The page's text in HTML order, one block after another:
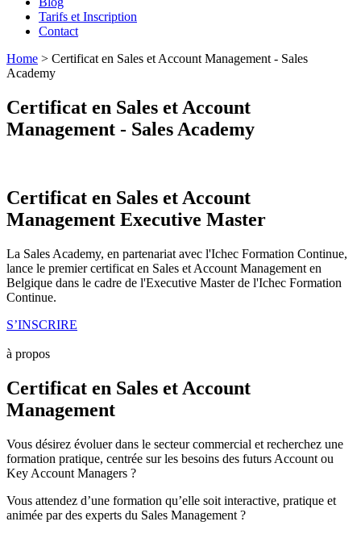
Tarifs et Inscription
Contact
Home > Certificat en Sales et Account Management - Sales
Academy
Certificat en Sales et Account
Management - Sales Academy
Certificat en Sales et Account
Management Executive Master
La Sales Academy, en partenariat avec l'Ichec Formation Continue,
lance le premier certificat en Sales et Account Management en
Belgique dans le cadre de l'Executive Master de l'Ichec Formation
Continue.
S’INSCRIRE
à propos
Certificat en Sales et Account
Management
Vous désirez évoluer dans le secteur commercial et recherchez une
formation pratique, centrée sur les besoins des futurs Account ou
Key Account Managers ?
Vous attendez d’une formation qu’elle soit interactive, pratique et
animée par des experts du Sales Management ?